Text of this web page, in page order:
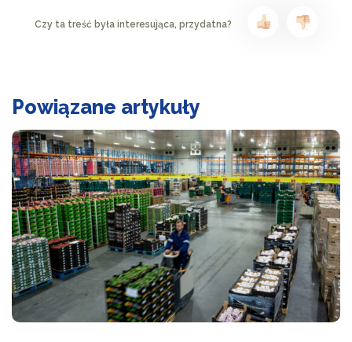
Czy ta treść była interesująca, przydatna?
Powiązane artykuły